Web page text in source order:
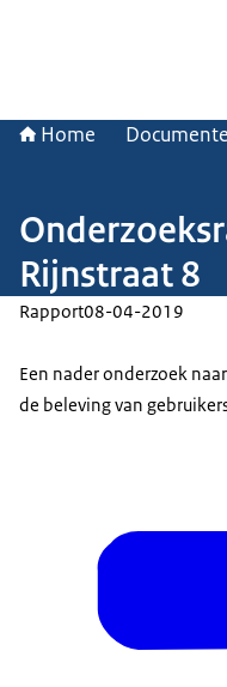
Home
Rijnstraat 8
Rapport08-04-2019
Een nader onderzoek
de beleving van